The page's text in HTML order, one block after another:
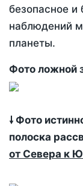
безопасное и
наблюдений
планеты.
Фото ложной
🠗 Фото
полоска
от Севера к